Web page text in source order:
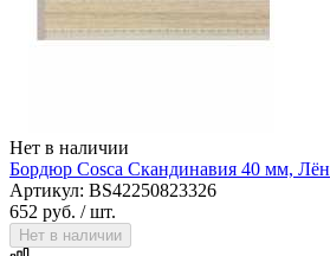
Нет в наличии
Бордюр Cosca Скандинавия 40 мм, Лён
Артикул: BS42250823326
652 руб. / шт.
Нет в наличии